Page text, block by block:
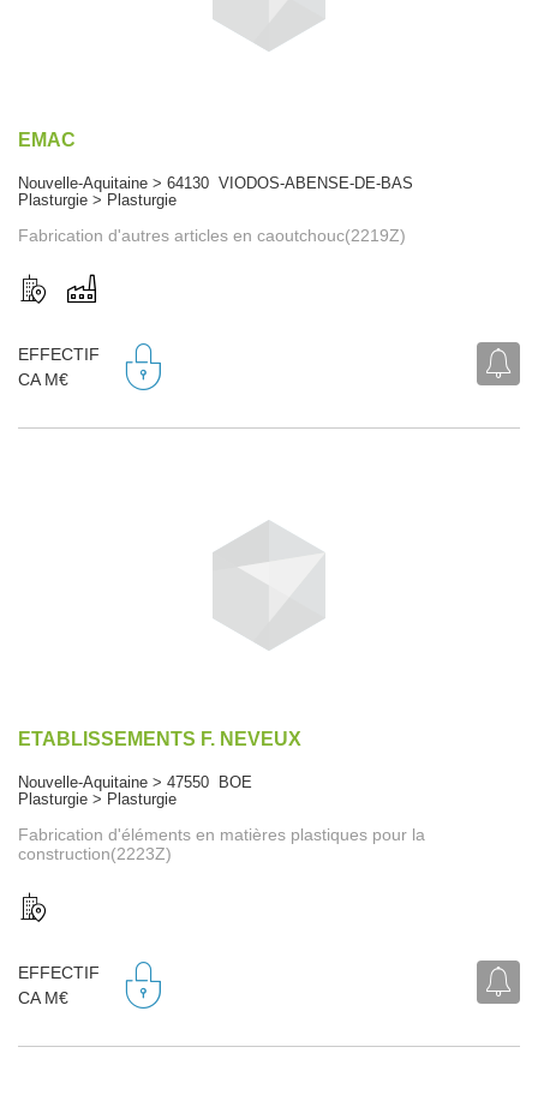
EMAC
Nouvelle-Aquitaine > 64130 VIODOS-ABENSE-DE-BAS
Plasturgie > Plasturgie
Fabrication d'autres articles en caoutchouc(2219Z)
EFFECTIF
CA M€
ETABLISSEMENTS F. NEVEUX
Nouvelle-Aquitaine > 47550 BOE
Plasturgie > Plasturgie
Fabrication d'éléments en matières plastiques pour la
construction(2223Z)
EFFECTIF
CA M€